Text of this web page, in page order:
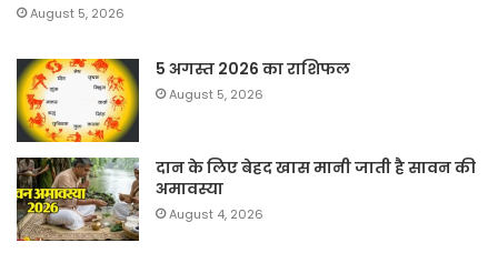
August 5, 2026
5 अगस्त 2026 का राशिफल
August 5, 2026
दान के लिए बेहद खास मानी जाती है सावन की
अमावस्या
August 4, 2026